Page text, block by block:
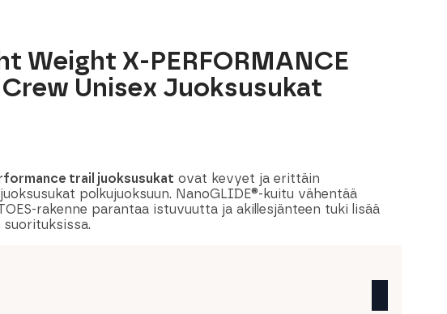
Weight X-PERFORMANCE
Crew Unisex Juoksusukat
trail juoksusukat ovat kevyet ja erittäin
polkujuoksuun. NanoGLIDE®-kuitu vähentää
rakenne parantaa istuvuutta ja akillesjänteen tuki lisää